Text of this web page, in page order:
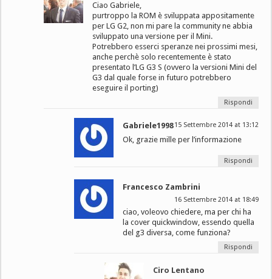
Ciao Gabriele,
purtroppo la ROM è sviluppata appositamente
per LG G2, non mi pare la community ne abbia
sviluppato una versione per il Mini.
Potrebbero esserci speranze nei prossimi mesi,
anche perchè solo recentemente è stato
presentato l’LG G3 S (ovvero la versioni Mini del
G3 dal quale forse in futuro potrebbero
eseguire il porting)
Rispondi
Gabriele199815 Settembre 2014 at 13:12
Ok, grazie mille per l’informazione
Rispondi
Francesco Zambrini
16 Settembre 2014 at 18:49
ciao, voleovo chiedere, ma per chi ha
la cover quickwindow, essendo quella
del g3 diversa, come funziona?
Rispondi
Ciro Lentano